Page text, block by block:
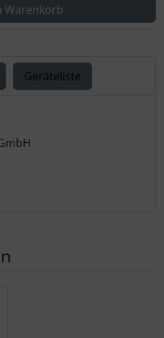
Warenkorb
Geräteliste